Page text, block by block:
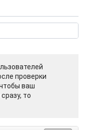
проверки
ваш
то